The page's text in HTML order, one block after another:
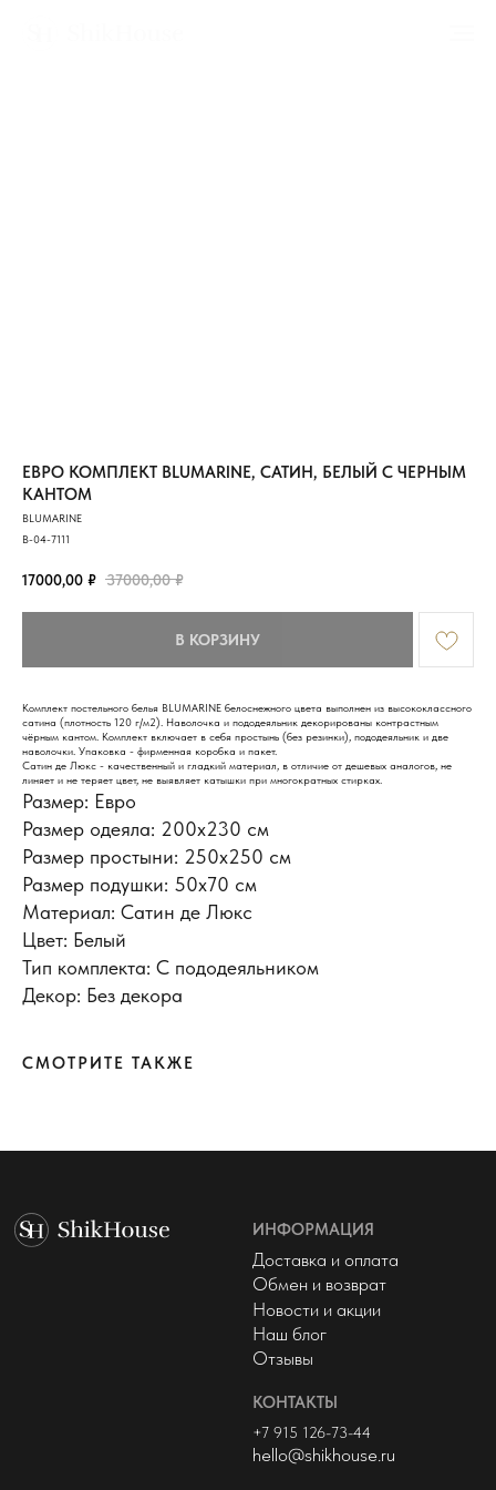
ЕВРО КОМПЛЕКТ BLUMARINE, САТИН, БЕЛЫЙ С ЧЕРНЫМ
КАНТОМ
BLUMARINE
B-04-7111
17000,00 ₽ 37000,00 ₽
В КОРЗИНУ
Комплект постельного белья BLUMARINE белоснежного цвета выполнен из высококлассного
сатина (плотность 120 г/м2). Наволочка и пододеяльник декорированы контрастным
чёрным кантом. Комплект включает в себя простынь (без резинки), пододеяльник и две
наволочки. Упаковка - фирменная коробка и пакет.
Сатин де Люкс - качественный и гладкий материал, в отличие от дешевых аналогов, не
линяет и не теряет цвет, не выявляет катышки при многократных стирках.
Размер: Евро
Размер одеяла: 200х230 см
Размер простыни: 250х250 см
Размер подушки: 50x70 см
Материал: Сатин де Люкс
Цвет: Белый
Тип комплекта: С пододеяльником
Декор: Без декора
СМОТРИТЕ ТАКЖЕ
КОНТАКТЫ
Обмен и возврат
ИНФОРМАЦИЯ
Отзывы